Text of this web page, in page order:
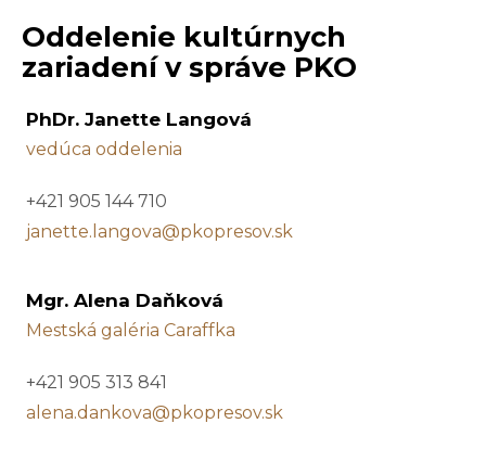
Oddelenie kultúrnych
zariadení v správe PKO
PhDr. Janette Langová
vedúca oddelenia
+421 905 144 710
janette.langova@pkopresov.sk
Mgr. Alena Daňková
Mestská galéria Caraffka
+421 905 313 841
alena.dankova@pkopresov.sk